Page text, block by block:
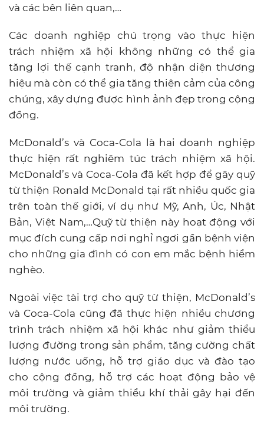
và các bên liên quan,…
Các doanh nghiệp chú trọng vào thực hiện
trách nhiệm xã hội không những có thể gia
tăng lợi thế cạnh tranh, độ nhận diện thương
hiệu mà còn có thể gia tăng thiện cảm của công
chúng, xây dựng được hình ảnh đẹp trong cộng
đồng.
McDonald’s và Coca-Cola là hai doanh nghiệp
thực hiện rất nghiêm túc trách nhiệm xã hội.
McDonald’s và Coca-Cola đã kết hợp để gây quỹ
từ thiện Ronald McDonald tại rất nhiều quốc gia
trên toàn thế giới, ví dụ như Mỹ, Anh, Úc, Nhật
Bản, Việt Nam,…Quỹ từ thiện này hoạt động với
mục đích cung cấp nơi nghỉ ngơi gần bệnh viện
cho những gia đình có con em mắc bệnh hiểm
nghèo.
Ngoài việc tài trợ cho quỹ từ thiện, McDonald’s
và Coca-Cola cũng đã thực hiện nhiều chương
trình trách nhiệm xã hội khác như giảm thiểu
lượng đường trong sản phẩm, tăng cường chất
lượng nước uống, hỗ trợ giáo dục và đào tạo
cho cộng đồng, hỗ trợ các hoạt động bảo vệ
môi trường và giảm thiểu khí thải gây hại đến
môi trường.